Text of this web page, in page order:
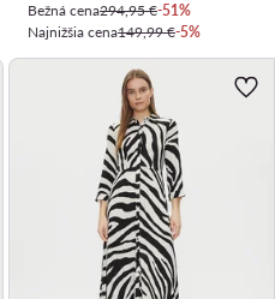
Bežná cena294,95 €-51%
Najnižšia cena149,99 €-5%